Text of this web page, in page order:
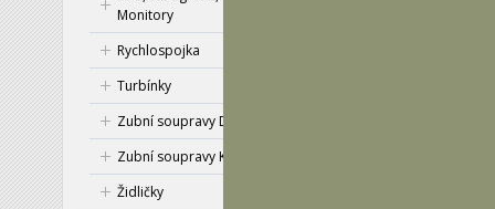
Monitory
Rychlospojka
Turbínky
Zubní soupravy Diplomat
Zubní soupravy KaVo
Židličky